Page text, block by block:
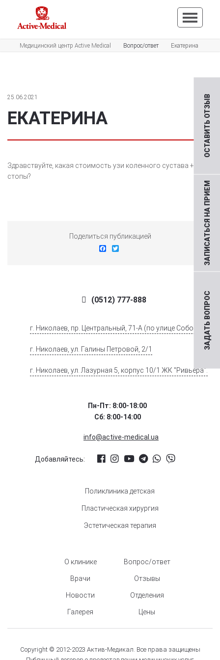
ЗАДАТЬ ВОПРОС
ЗАПИСАТЬСЯ НА ПРИЕМ
ОСТАВИТЬ ОТЗЫВ
Медицинский центр Active Medical Вопрос/ответ Екатерина
25.06.2021
ЕКАТЕРИНА
Здравствуйте, какая стоимость узи коленного сустава + узи
стопы?
Поделиться публикацией
Facebook
(0512) 777-888
г. Николаев, пр. Центральный, 71-А (по улице Соборной)
г. Николаев, ул. Галины Петровой, 2/1
г. Николаев, ул. Лазурная 5, корпус 10/1 ЖК "Ривьера".
Пн-Пт: 8:00-18:00
Сб: 8:00-14:00
info@active-medical.ua
Добавляйтесь:
Поликлиника детская
Пластическая хирургия
Эстетическая терапия
О клинике
Врачи
Новости
Галерея
Вопрос/ответ
Отзывы
Отделения
Цены
Copyright © 2012-2023 Актив-Медикал. Все права защищены